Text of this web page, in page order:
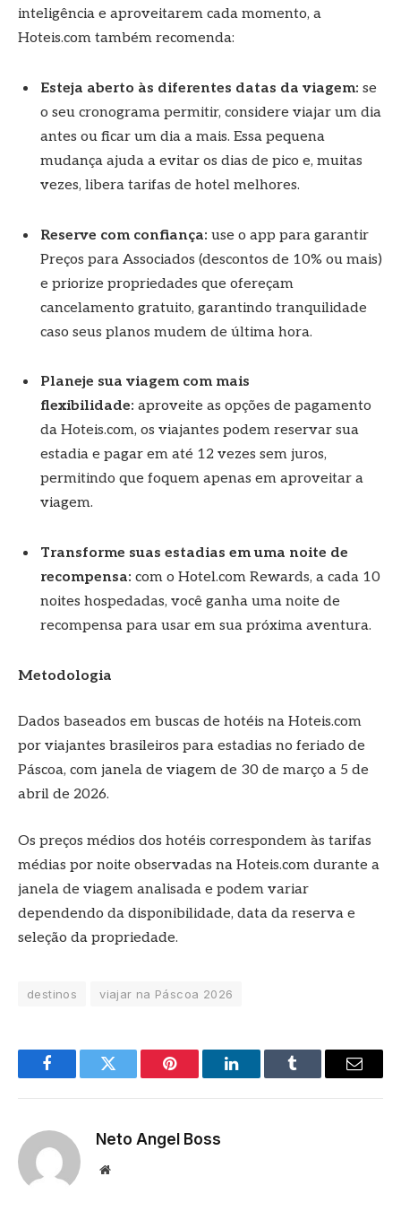
inteligência e aproveitarem cada momento, a
Hoteis.com também recomenda:
Esteja aberto às diferentes datas da viagem: se
o seu cronograma permitir, considere viajar um dia
antes ou ficar um dia a mais. Essa pequena
mudança ajuda a evitar os dias de pico e, muitas
vezes, libera tarifas de hotel melhores.
Reserve com confiança: use o app para garantir
Preços para Associados (descontos de 10% ou mais)
e priorize propriedades que ofereçam
cancelamento gratuito, garantindo tranquilidade
caso seus planos mudem de última hora.
Planeje sua viagem com mais
flexibilidade: aproveite as opções de pagamento
da Hoteis.com, os viajantes podem reservar sua
estadia e pagar em até 12 vezes sem juros,
permitindo que foquem apenas em aproveitar a
viagem.
Transforme suas estadias em uma noite de
recompensa: com o Hotel.com Rewards, a cada 10
noites hospedadas, você ganha uma noite de
recompensa para usar em sua próxima aventura.
Metodologia
Dados baseados em buscas de hotéis na Hoteis.com
por viajantes brasileiros para estadias no feriado de
Páscoa, com janela de viagem de 30 de março a 5 de
abril de 2026.
Os preços médios dos hotéis correspondem às tarifas
médias por noite observadas na Hoteis.com durante a
janela de viagem analisada e podem variar
dependendo da disponibilidade, data da reserva e
seleção da propriedade.
destinos viajar na Páscoa 2026
FacebookTwitter Pinterest LinkedInTumblr
E-
Neto Angel Boss
Site